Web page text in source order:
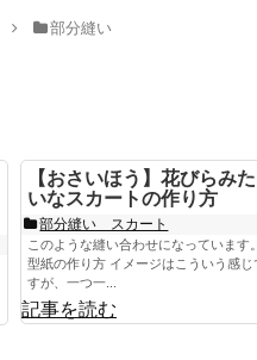
部分縫い
【おさいほう】花びらみた
いなスカートの作り方
部分縫い スカート
このような縫い合わせになっています。
型紙の作り方 イメージはこういう感じ
すが、一つ一...
記事を読む